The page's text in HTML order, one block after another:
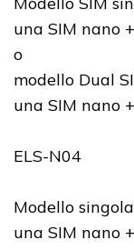
una SIM nano
o
modello Dual
una SIM nano
ELS-N04
Modello
una SIM nano